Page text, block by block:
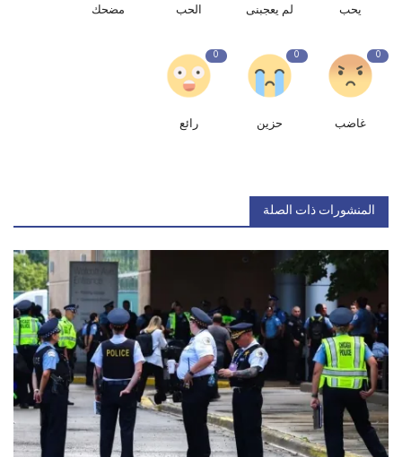
يحب لم يعجبنى الحب مضحك
0
غاضب
0
حزين
0
رائع
المنشورات ذات الصلة